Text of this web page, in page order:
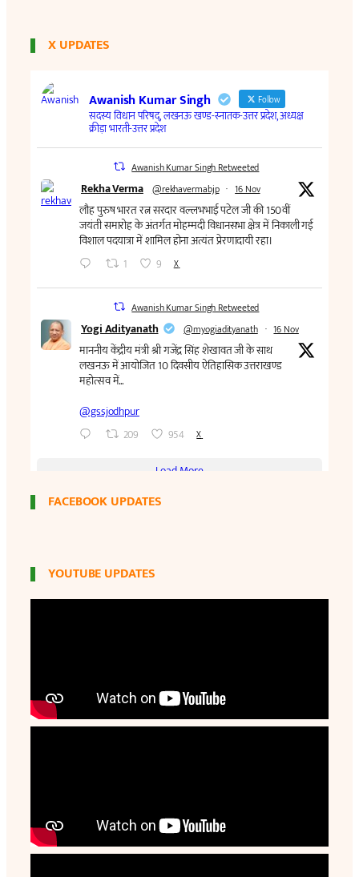
X UPDATES
FACEBOOK UPDATES
YOUTUBE UPDATES